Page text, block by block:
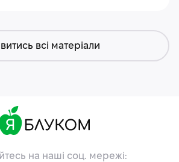
всі матеріали
на наші соц. мережі: